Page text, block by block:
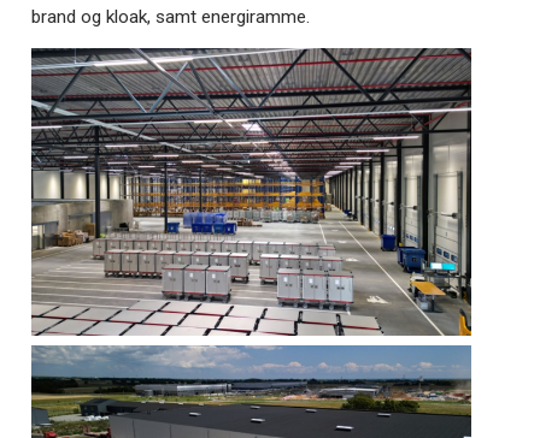
brand og kloak, samt energiramme.